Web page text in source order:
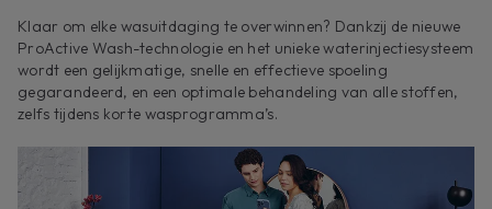
Klaar om elke wasuitdaging te overwinnen? Dankzij de nieuwe
ProActive Wash-technologie en het unieke waterinjectiesysteem
wordt een gelijkmatige, snelle en effectieve spoeling
gegarandeerd, en een optimale behandeling van alle stoffen,
zelfs tijdens korte wasprogramma’s.